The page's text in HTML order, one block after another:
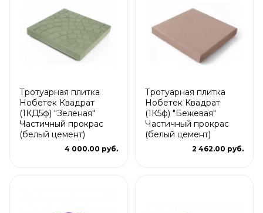
Тротуарная плитка
Нобетек Квадрат
(1КД5ф) "Зеленая"
Частичный прокрас
(белый цемент)
4 000.00 руб.
Тротуарная плитка
Нобетек Квадрат
(1К5ф) "Бежевая"
Частичный прокрас
(белый цемент)
2 462.00 руб.